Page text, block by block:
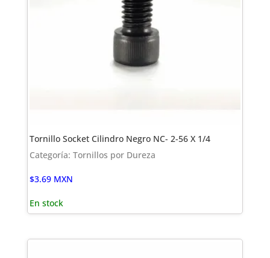
Tornillo Socket Cilindro Negro NC- 2-56 X 1/4
Categoría: Tornillos por Dureza
$3.69 MXN
En stock